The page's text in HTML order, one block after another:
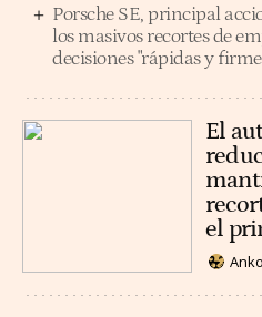
Porsche SE, principal
los masivos recortes de
decisiones "rápidas y
El
el